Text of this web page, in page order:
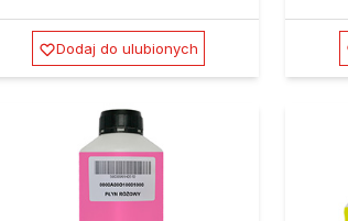
Dodaj do ulubionych